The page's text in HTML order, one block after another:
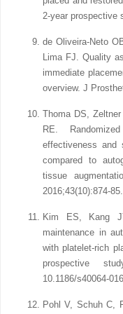
2-year prospective
de Oliveira-Neto
Lima FJ. Quality
immediate
overview. J
Thoma DS,
RE.
effectiveness and
compared to
tissue
2016;43(10):874-85.
Kim ES, Kang
maintenance in
with platelet‑rich
prospective
10.1186/s40064-
Pohl V, Schuh C,